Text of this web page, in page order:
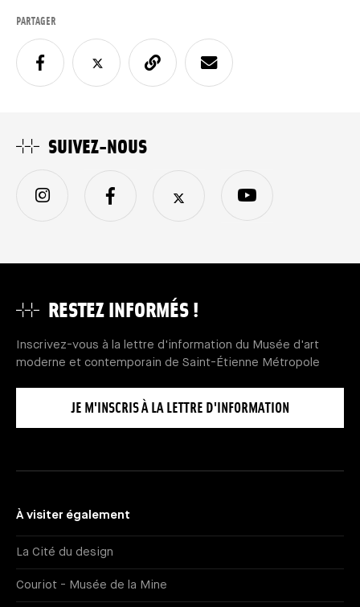
PARTAGER
RESTEZ INFORMÉS !
Inscrivez-vous à la lettre d'information du Musée d'art
moderne et contemporain de Saint-Étienne Métropole
JE M'INSCRIS À LA LETTRE D'INFORMATION
À visiter également
La Cité du design
Couriot - Musée de la Mine
SUIVEZ-NOUS